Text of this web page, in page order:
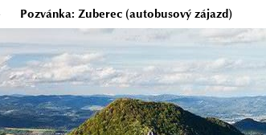
Pozvánka: Zuberec (autobusový zájazd)